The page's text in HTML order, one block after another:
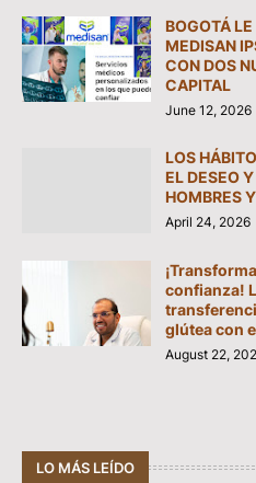
BOGOTÁ
MEDISAN
CON DOS
CAPITAL
June 12, 2026
LOS
EL DESEO
HOMBRES
April 24, 2026
confianza!
glútea con
August 22,
LO MÁS LEÍDO